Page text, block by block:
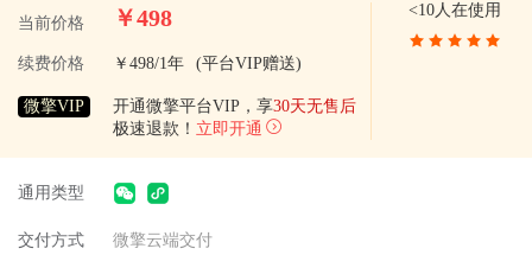
当前价格 ￥498
续费价格 ￥498/1年 (平台VIP赠送)
微擎VIP 开通微擎平台VIP，享30天无售后
极速退款！ 立即开通
<10人在使用
通用类型
交付方式 微擎云端交付